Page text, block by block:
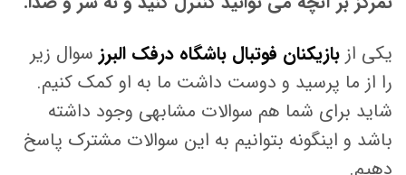
یکی ازبازیکنان فوتبال باشگاه درفک البرز سوال زیر
را از ما پرسید و دوست داشت ما به او کمک کنیم.
شاید برای شما هم سوالات مشابهی وجود داشته
باشد و اینگونه بتوانیم به این سوالات مشترک پاسخ
دهیم.